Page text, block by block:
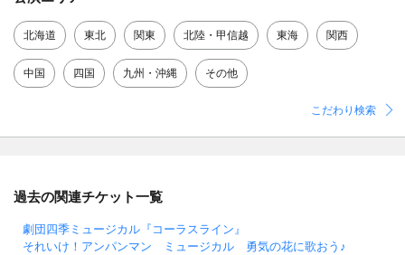
北海道 東北 関東 北陸・甲信越 東海 関西
中国 四国 九州・沖縄 その他
こだわり検索
過去の関連チケット一覧
劇団四季ミュージカル『コーラスライン』
それいけ！アンパンマン ミュージカル 勇気の花に歌おう♪